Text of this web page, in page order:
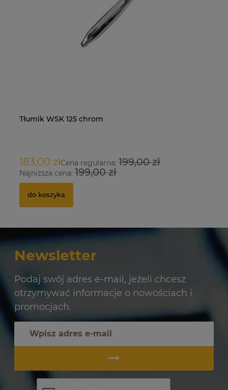
Tłumik WSK 125 chrom
183,00 złCena regularna: 199,00 zł
Najniższa cena: 199,00 zł
do koszyka
Newsletter
Podaj swój adres e-mail, jeżeli chcesz
otrzymywać informacje o nowościach i
promocjach.